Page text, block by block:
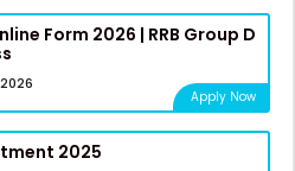
Form 2026 | RRB Group D
Apply Now
2025